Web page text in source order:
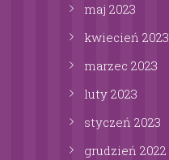
maj 2023
kwiecień 2023
marzec 2023
luty 2023
styczeń 2023
grudzień 2022